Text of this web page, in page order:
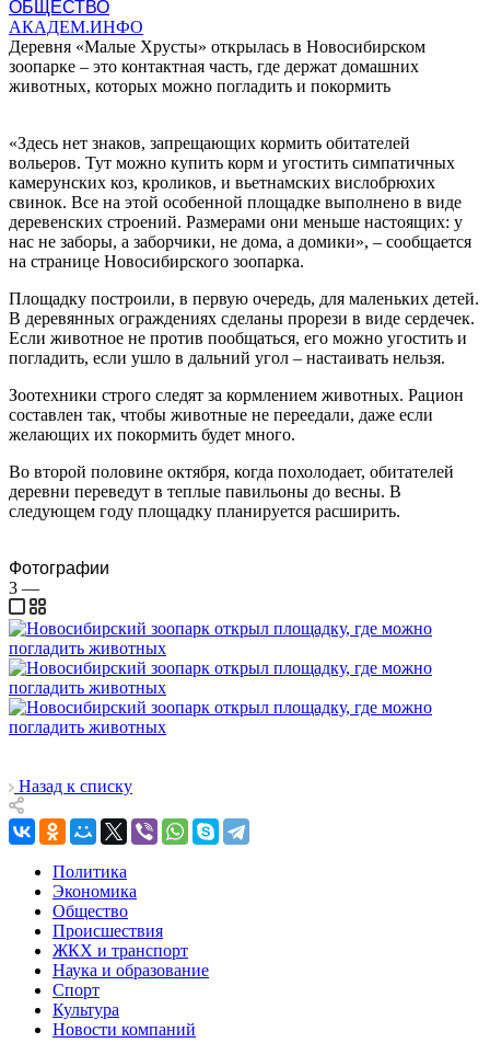
ОБЩЕСТВО
АКАДЕМ.ИНФО
Деревня «Малые Хрусты» открылась в Новосибирском
зоопарке – это контактная часть, где держат домашних
животных, которых можно погладить и покормить
«Здесь нет знаков, запрещающих кормить обитателей
вольеров. Тут можно купить корм и угостить симпатичных
камерунских коз, кроликов, и вьетнамских вислобрюхих
свинок. Все на этой особенной площадке выполнено в виде
деревенских строений. Размерами они меньше настоящих: у
нас не заборы, а заборчики, не дома, а домики», – сообщается
на странице Новосибирского зоопарка.
Площадку построили, в первую очередь, для маленьких детей.
В деревянных ограждениях сделаны прорези в виде сердечек.
Если животное не против пообщаться, его можно угостить и
погладить, если ушло в дальний угол – настаивать нельзя.
Зоотехники строго следят за кормлением животных. Рацион
составлен так, чтобы животные не переедали, даже если
желающих их покормить будет много.
Во второй половине октября, когда похолодает, обитателей
деревни переведут в теплые павильоны до весны. В
следующем году площадку планируется расширить.
Фотографии
3 —
Назад к списку
Политика
Экономика
Общество
Происшествия
ЖКХ и транспорт
Наука и образование
Спорт
Культура
Новости компаний